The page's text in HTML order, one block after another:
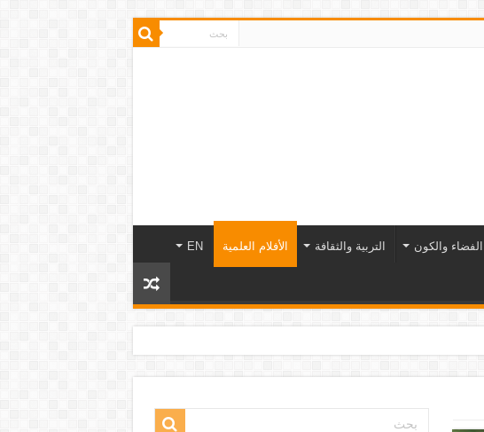
الفضاء والكون التربية والثقافة الأفلام العلمية EN